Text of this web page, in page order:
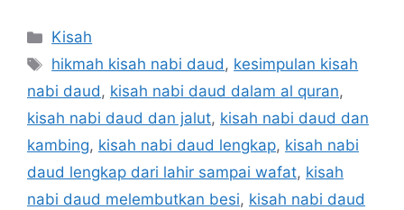
Categories
Kisah
Tags
hikmah kisah nabi daud, kesimpulan kisah
nabi daud, kisah nabi daud dalam al quran,
kisah nabi daud dan jalut, kisah nabi daud dan
kambing, kisah nabi daud lengkap, kisah nabi
daud lengkap dari lahir sampai wafat, kisah
nabi daud melembutkan besi, kisah nabi daud